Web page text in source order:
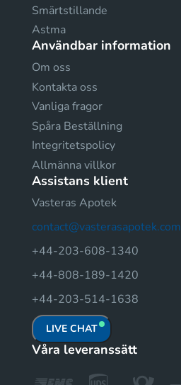
Smärtstillande
Astma
Användbar information
Om oss
Kontakta oss
Vanliga fragor
Spåra Beställning
Integritetspolicy
Allmänna villkor
Assistans klient
Vasteras Apotek
contact@vasterasapotek.com
+44-203-608-1340
+44-808-189-1420
+44-203-514-1638
LIVE CHAT
Våra leveranssätt